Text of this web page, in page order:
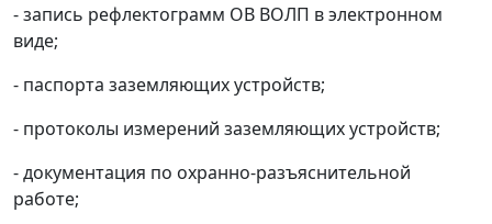
- запись рефлектограмм ОВ ВОЛП в электронном
виде;
- паспорта заземляющих устройств;
- протоколы измерений заземляющих устройств;
- документация по охранно-разъяснительной
работе;